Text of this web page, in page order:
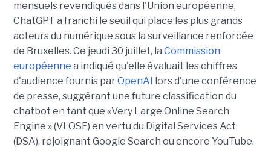
mensuels revendiqués dans l'Union européenne,
ChatGPT a franchi le seuil qui place les plus grands
acteurs du numérique sous la surveillance renforcée
de Bruxelles. Ce jeudi 30 juillet, la Commission
européenne a indiqué qu'elle évaluait les chiffres
d'audience fournis parOpenAI lors d'une conférence
de presse, suggérant une future classification du
chatbot en tant que «Very Large Online Search
Engine » (VLOSE) en vertu du Digital Services Act
(DSA), rejoignant Google Search ou encore YouTube.